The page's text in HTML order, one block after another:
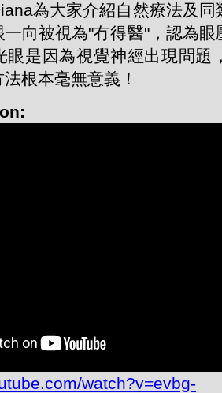
為大家介紹自然療法及
一向被視為"冇得醫"，認為
眼是因為視覺神經出現問題
根本毫無意義！
watch?v=evbg-